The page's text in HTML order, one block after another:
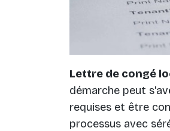
Lettre de congé
démarche peut
requises et être
processus avec